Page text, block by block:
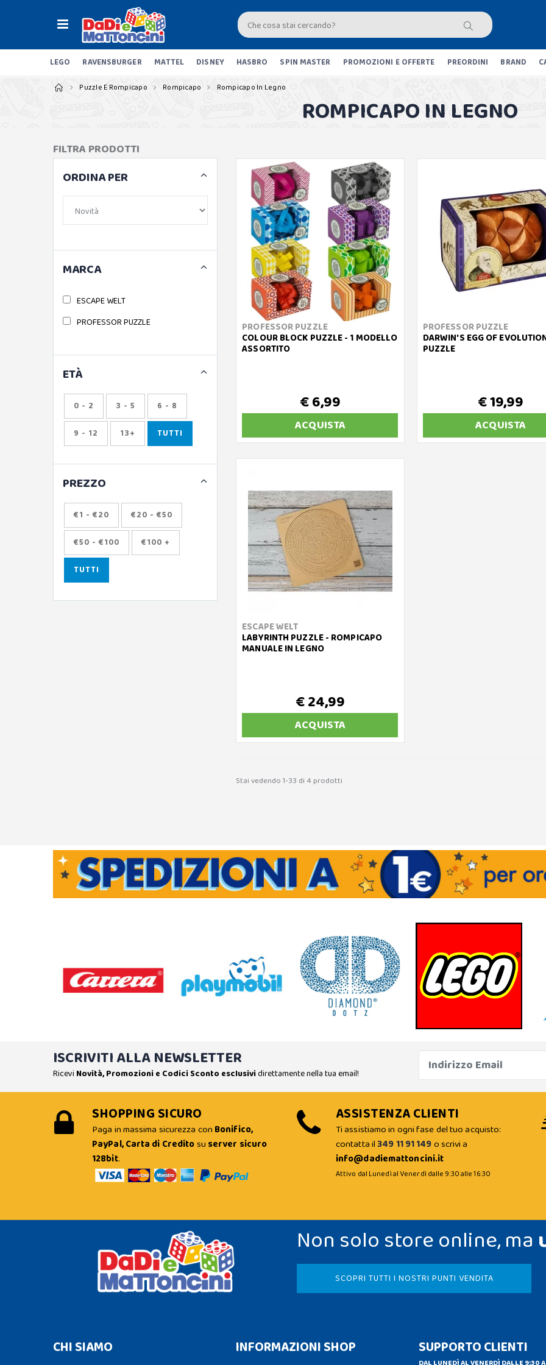
LEGO RAVENSBURGER MATTEL DISNEY HASBRO SPIN MASTER PROMOZIONI E OFFERTE PREORDINI BRAND
Puzzle E Rompicapo Rompicapo Rompicapo In Legno
ROMPICAPO IN LEGNO
PROFESSOR PUZZLE
COLOUR BLOCK PUZZLE - 1 MODELLO
ASSORTITO
€ 6,99
ACQUISTA
PROFESSOR PUZZLE
DARWIN'S EGG OF
PUZZLE
€ 19,99
ACQUISTA
ESCAPE WELT
LABYRINTH PUZZLE - ROMPICAPO
MANUALE IN LEGNO
€ 24,99
ACQUISTA
Stai vedendo 1-33 di 4 prodotti
FILTRA PRODOTTI
ORDINA PER
MARCA
ESCAPE WELT
PROFESSOR PUZZLE
ETÀ
0 - 2 3 - 5 6 - 8
9 - 12 13+ TUTTI
PREZZO
€1 - €20 €20 - €50
€50 - €100 €100 +
TUTTI
ISCRIVITI ALLA NEWSLETTER
Ricevi Novità, Promozioni e Codici Sconto esclusividirettamente nella tua email!
SHOPPING SICURO
Paga in massima sicurezza con Bonifico,
PayPal, Carta di Creditosu server sicuro
128bit.
ASSISTENZA CLIENTI
Ti assistiamo in ogni fase del tuo acquisto:
contatta il349 11 91 149o scrivi a
info@dadiemattoncini.it
Attivo dal Lunedì al Venerdì dalle 9:30 alle 16:30
Non solo store online, ma
SCOPRI TUTTI I NOSTRI PUNTI VENDITA
CHI SIAMO INFORMAZIONI SHOP SUPPORTO CLIENTI